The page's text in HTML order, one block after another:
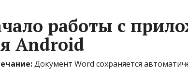
работы с
Android
Документ Word сохраняется